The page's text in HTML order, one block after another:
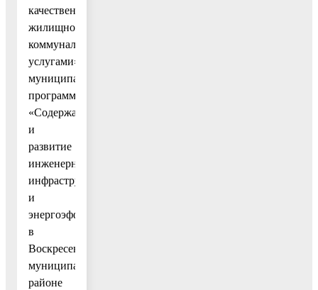
качественными
жилищно-
коммунальными
услугами»
муниципальной
программы
«Содержание
и
развитие
инженерной
инфраструктуры
и
энергоэффективности
в
Воскресенском
муниципальном
районе